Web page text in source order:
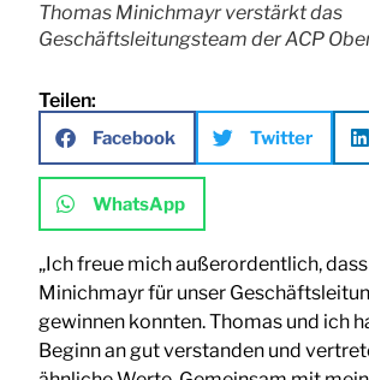
Thomas Minichmayr verstärkt das
Geschäftsleitungsteam der ACP
Teilen:
Facebook Twitter
WhatsApp
„Ich freue mich außerordentlich,
Minichmayr für unser
gewinnen konnten. Thomas und ich
Beginn an gut verstanden und